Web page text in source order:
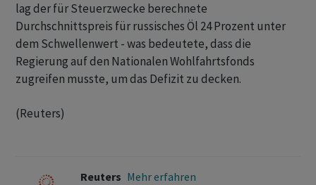
lag der für Steuerzwecke berechnete
Durchschnittspreis für russisches Öl 24 Prozent unter
dem Schwellenwert - was bedeutete, dass die
Regierung auf den Nationalen Wohlfahrtsfonds
zugreifen musste, um ‌das Defizit zu decken.
(Reuters)
Reuters Mehr erfahren